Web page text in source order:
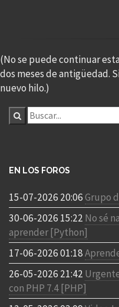
(No se puede continuar
dos meses de antigüedad.
nuevo hilo.)
EN LOS FOROS
15-07-2026 20:06Grupo
30-06-2026 15:22 No sé
aprender [Python]
17-06-2026 01:18
26-05-2026 21:42
con PHP 7.4 [PHP]